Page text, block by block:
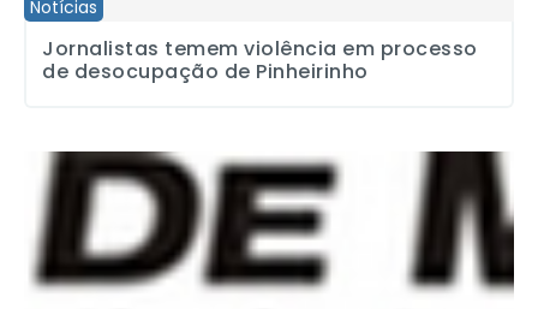
Notícias
Jornalistas temem violência em processo
de desocupação de Pinheirinho
Sindicato pressiona grupo CMN de Marília para pagar demitidos